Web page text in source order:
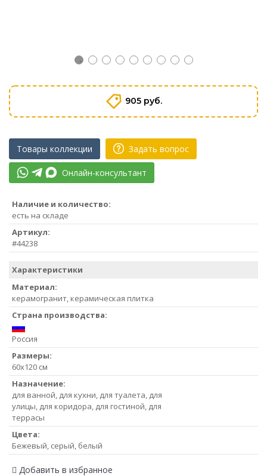
905 руб.
Товары коллекции Задать вопрос
Онлайн-консультант
Наличие и количество:
есть на складе
Артикул:
#44238
Характеристики
Материал:
керамогранит, керамическая плитка
Страна производства:
Россия
Размеры:
60x120 см
Назначение:
для ванной, для кухни, для туалета, для
улицы, для коридора, для гостиной, для
террасы
Цвета:
Бежевый, серый, белый
Добавить в избранное